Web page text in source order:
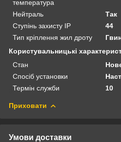
температура
Нейтраль
Так
Ступінь захисту IP
44
Тип кріплення жил дроту
Користувальницькі
Стан
Спосіб установки
Термін служби
10
Приховати
Умови доставки